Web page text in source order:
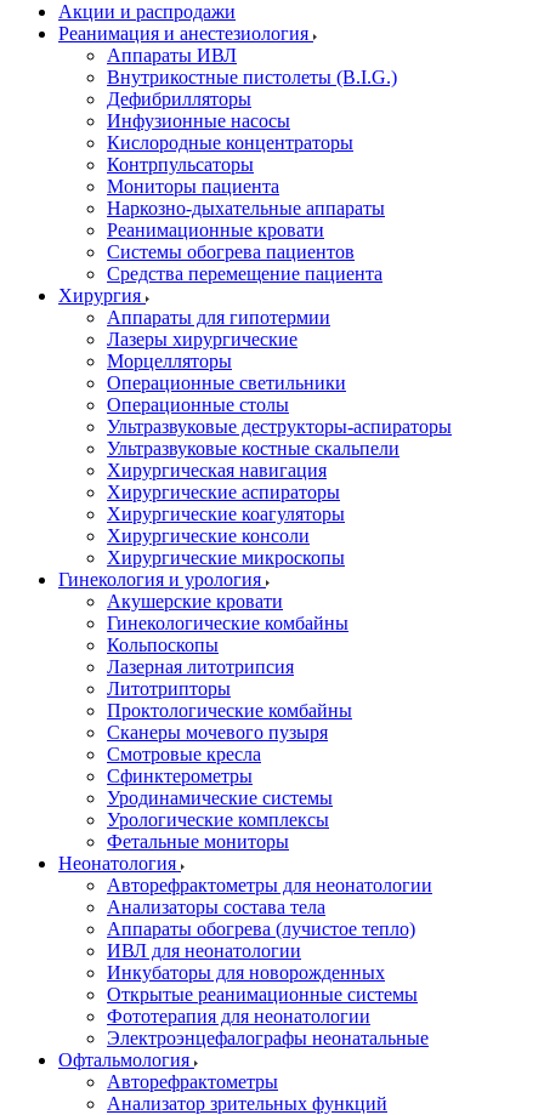
Акции и распродажи
Реанимация и анестезиология
Аппараты ИВЛ
Внутрикостные пистолеты (B.I.G.)
Дефибрилляторы
Инфузионные насосы
Кислородные концентраторы
Контрпульсаторы
Мониторы пациента
Наркозно-дыхательные аппараты
Реанимационные кровати
Системы обогрева пациентов
Средства перемещение пациента
Хирургия
Аппараты для гипотермии
Лазеры хирургические
Морцелляторы
Операционные светильники
Операционные столы
Ультразвуковые деструкторы-аспираторы
Ультразвуковые костные скальпели
Хирургическая навигация
Хирургические аспираторы
Хирургические коагуляторы
Хирургические консоли
Хирургические микроскопы
Гинекология и урология
Акушерские кровати
Гинекологические комбайны
Кольпоскопы
Лазерная литотрипсия
Литотрипторы
Проктологические комбайны
Сканеры мочевого пузыря
Смотровые кресла
Сфинктерометры
Уродинамические системы
Урологические комплексы
Фетальные мониторы
Неонатология
Авторефрактометры для неонатологии
Анализаторы состава тела
Аппараты обогрева (лучистое тепло)
ИВЛ для неонатологии
Инкубаторы для новорожденных
Открытые реанимационные системы
Фототерапия для неонатологии
Электроэнцефалографы неонатальные
Офтальмология
Авторефрактометры
Анализатор зрительных функций